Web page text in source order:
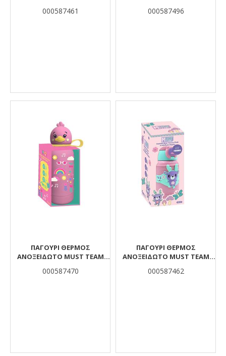
ΙΣΟΘΕΡΜΙΚΉ ΘΉΚΗ ΚΑΙ
000587461 000587496
ΠΑΓΟΎΡΙ ΘΕΡΜΌΣ
ΑΝΟΞΕΊΔΩΤΟ MUST TEAM
000587470
ΠΑΓΟΎΡΙ ΘΕΡΜΌΣ
ΑΝΟΞΕΊΔΩΤΟ MUST TEAM
ΙΣΟΘΕΡΜΙΚΉ ΘΉΚΗ ΚΑΙ
000587462